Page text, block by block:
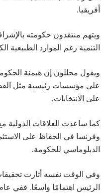
أفريقيا.
ويتهم منتقدون حكومته
التنمية رغم الموارد الطبيعية
ويقول محللون إن هيمنة
على مؤسسات رئيسية مثل
على الانتخابات.
كما ساعدت العلاقات الدولية
وفرنسا في الحفاظ على
الدبلوماسي للحكومة.
وفي الوقت نفسه أثارت